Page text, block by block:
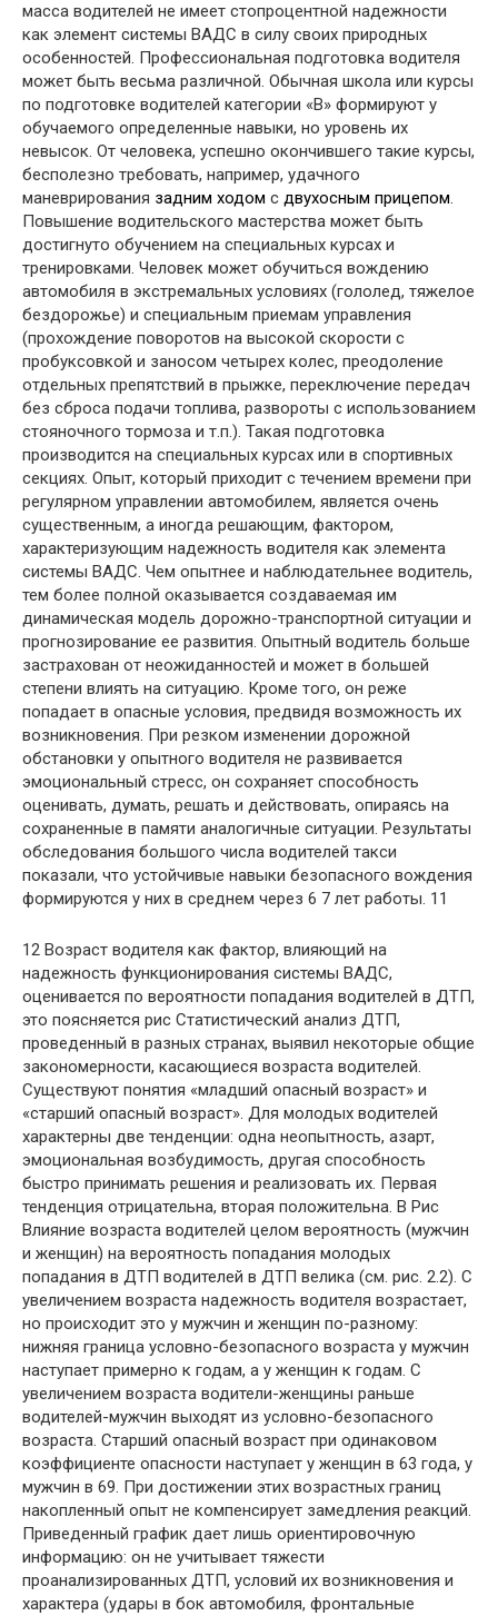
масса водителей не имеет стопроцентной надежности
как элемент системы ВАДС в силу своих природных
особенностей. Профессиональная подготовка водителя
может быть весьма различной. Обычная школа или курсы
по подготовке водителей категории «В» формируют у
обучаемого определенные навыки, но уровень их
невысок. От человека, успешно окончившего такие курсы,
бесполезно требовать, например, удачного
маневрирования задним ходом с двухосным прицепом.
Повышение водительского мастерства может быть
достигнуто обучением на специальных курсах и
тренировками. Человек может обучиться вождению
автомобиля в экстремальных условиях (гололед, тяжелое
бездорожье) и специальным приемам управления
(прохождение поворотов на высокой скорости с
пробуксовкой и заносом четырех колес, преодоление
отдельных препятствий в прыжке, переключение передач
без сброса подачи топлива, развороты с использованием
стояночного тормоза и т.п.). Такая подготовка
производится на специальных курсах или в спортивных
секциях. Опыт, который приходит с течением времени при
регулярном управлении автомобилем, является очень
существенным, а иногда решающим, фактором,
характеризующим надежность водителя как элемента
системы ВАДС. Чем опытнее и наблюдательнее водитель,
тем более полной оказывается создаваемая им
динамическая модель дорожно-транспортной ситуации и
прогнозирование ее развития. Опытный водитель больше
застрахован от неожиданностей и может в большей
степени влиять на ситуацию. Кроме того, он реже
попадает в опасные условия, предвидя возможность их
возникновения. При резком изменении дорожной
обстановки у опытного водителя не развивается
эмоциональный стресс, он сохраняет способность
оценивать, думать, решать и действовать, опираясь на
сохраненные в памяти аналогичные ситуации. Результаты
обследования большого числа водителей такси
показали, что устойчивые навыки безопасного вождения
формируются у них в среднем через 6 7 лет работы. 11
12 Возраст водителя как фактор, влияющий на
надежность функционирования системы ВАДС,
оценивается по вероятности попадания водителей в ДТП,
это поясняется рис Статистический анализ ДТП,
проведенный в разных странах, выявил некоторые общие
закономерности, касающиеся возраста водителей.
Существуют понятия «младший опасный возраст» и
«старший опасный возраст». Для молодых водителей
характерны две тенденции: одна неопытность, азарт,
эмоциональная возбудимость, другая способность
быстро принимать решения и реализовать их. Первая
тенденция отрицательна, вторая положительна. В Рис
Влияние возраста водителей целом вероятность (мужчин
и женщин) на вероятность попадания молодых
попадания в ДТП водителей в ДТП велика (см. рис. 2.2). С
увеличением возраста надежность водителя возрастает,
но происходит это у мужчин и женщин по-разному:
нижняя граница условно-безопасного возраста у мужчин
наступает примерно к годам, а у женщин к годам. С
увеличением возраста водители-женщины раньше
водителей-мужчин выходят из условно-безопасного
возраста. Старший опасный возраст при одинаковом
коэффициенте опасности наступает у женщин в 63 года, у
мужчин в 69. При достижении этих возрастных границ
накопленный опыт не компенсирует замедления реакций.
Приведенный график дает лишь ориентировочную
информацию: он не учитывает тяжести
проанализированных ДТП, условий их возникновения и
характера (удары в бок автомобиля, фронтальные